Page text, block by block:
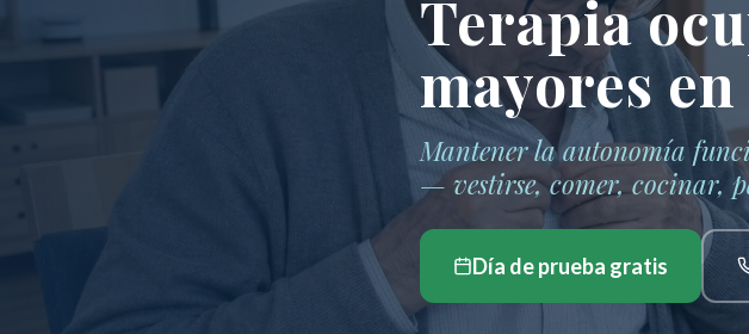
Terapia
mayores
Mantener la autonomía
— vestirse, comer, cocinar,
Día de prueba gratis